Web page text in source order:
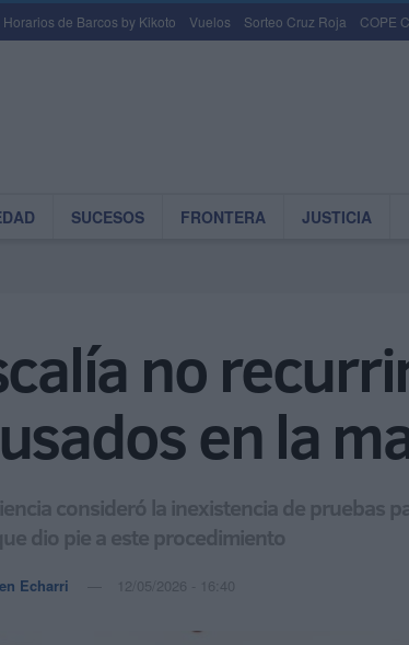
Horarios de Barcos by Kikoto Vuelos Sorteo Cruz Roja COPE
SUCESOS FRONTERA JUSTICIA
no
en la
consideró la inexistencia de pruebas
dio pie a este procedimiento
Echarri 12/05/2026 - 16:40